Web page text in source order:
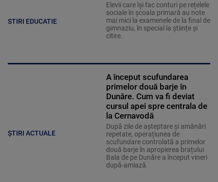
STIRI EDUCATIE
Elevii care îşi fac conturi pe rețelele
sociale în școala primară au note
mai mici la examenele de la final de
gimnaziu, în special la științe și
citire.
ȘTIRI ACTUALE
A început scufundarea
primelor două barje în
Dunăre. Cum va fi deviat
cursul apei spre centrala de
la Cernavodă
După zile de așteptare și amânări
repetate, operațiunea de
scufundare controlată a primelor
două barje în apropierea brațului
Bala de pe Dunăre a început vineri
după-amiază.